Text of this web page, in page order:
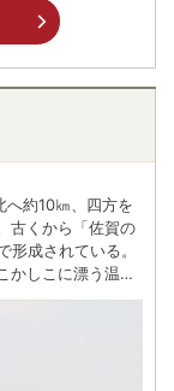
約10㎞、四方を
古くから「佐賀の
成されている。
かしこに漂う温泉
ど多くの文化人た